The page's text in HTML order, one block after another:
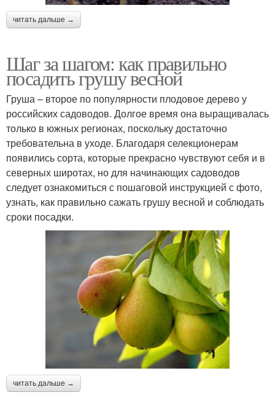
читать дальше →
Шаг за шагом: как правильно
посадить грушу весной
Груша – второе по популярности плодовое дерево у
российских садоводов. Долгое время она выращивалась
только в южных регионах, поскольку достаточно
требовательна в уходе. Благодаря селекционерам
появились сорта, которые прекрасно чувствуют себя и в
северных широтах, но для начинающих садоводов
следует ознакомиться с пошаговой инструкцией с фото,
узнать, как правильно сажать грушу весной и соблюдать
сроки посадки.
читать дальше →